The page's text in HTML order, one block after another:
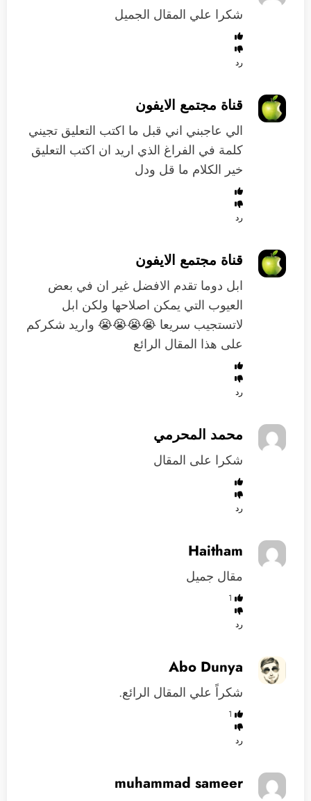
شكرا علي المقال الجميل
رد
قناة مجتمع الايفون
الي عاجبني اني قبل ما اكتب التعليق تجيني
كلمة في الفراغ الذي اريد ان اكتب التعليق
خير الكلام ما قل ودل
رد
قناة مجتمع الايفون
ابل دوما تقدم الافضل غير ان في بعض
العيوب التي يمكن اصلاحها ولكن ابل
لاتستجيب سريعا 😭😭😭😭 واريد شكركم
على هذا المقال الرائع
رد
محمد المحرمي
شكرا على المقال
رد
Haitham
مقال جميل
1
رد
Abo Dunya
شكراً علي المقال الرائع.
1
رد
muhammad sameer